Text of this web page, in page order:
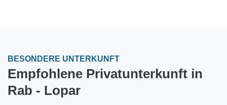
BESONDERE UNTERKUNFT
Empfohlene Privatunterkunft in
Rab - Lopar